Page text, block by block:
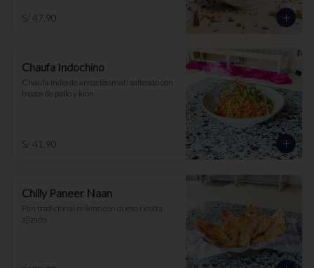
S/ 47.90
Chaufa Indochino
Chaufa indio de arroz basmati salteado con
trozos de pollo y kion
S/ 41.90
Chilly Paneer Naan
Pan tradicional relleno con queso ricotta
ajizado